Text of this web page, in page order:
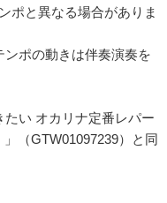
ポと異なる場合がありま
ポの動きは伴奏演奏を
い オカリナ定番レパー
（GTW01097239）と同